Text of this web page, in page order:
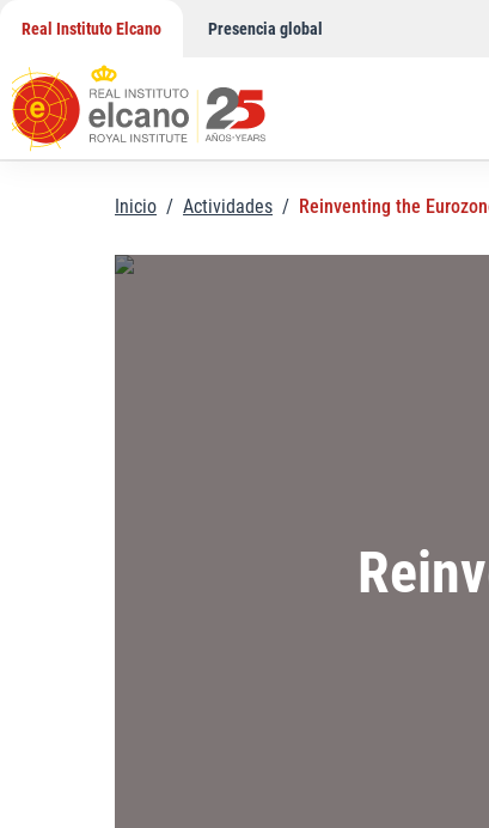
contenido
Real Instituto Elcano Presencia global
Inicio / Actividades / Reinventing the